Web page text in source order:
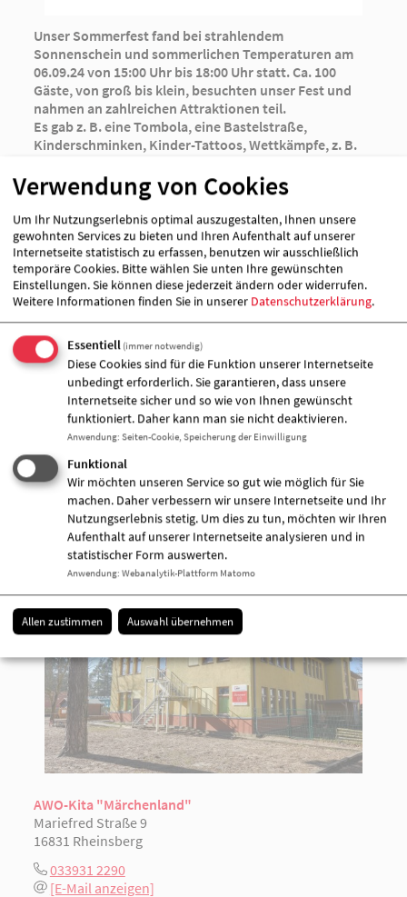
Unser Sommerfest fand bei strahlendem
Sonnenschein und sommerlichen Temperaturen am
06.09.24 von 15:00 Uhr bis 18:00 Uhr statt. Ca. 100
Gäste, von groß bis klein, besuchten unser Fest und
nahmen an zahlreichen Attraktionen teil.
Es gab z. B. eine Tombola, eine Bastelstraße,
Kinderschminken, Kinder-Tattoos, Wettkämpfe, z. B.
Hüpfburg
Für das leibliche Wohl war gesorgt. Es gab einen
Kuchenbasar, einen Waffel- und einen Getränkestand.
Die Eltern haben zum Sommerfest fleißig Kuchen
gebacken sowie Gemüse- und Obstteller und Getränke
mitgebracht.
Das Fest wurde um 15:00 Uhr feierlich durch die
Kitaleitung Frau Spruch eröffnet und um 16:00 Uhr
erfreute uns die Kindertanzgruppe von „Tanz & Art“
mit zahlreichen Tänzen.
Die Eiszauberei mit ihren 365 Eissorten war bei den
Gästen sehr begehrt. Die Kinder durften ihr Eis selbst
herstellen und in ihre Waffel füllen. Das war ein
richtiges Highlight!
Ein Riesendanke an all die fleißigen Eltern, Großeltern
und natürlich auch an die Tanzkinder sowie der
Eiszauberei, die unser Fest so toll unterstützt haben!
Zugeordnete Einrichtung
AWO-Kita "Märchenland"
Mariefred Straße 9
16831 Rheinsberg
033931 2290
[E-Mail anzeigen]
Verwendung von Cookies
Um Ihr Nutzungserlebnis optimal auszugestalten, Ihnen unsere
gewohnten Services zu bieten und Ihren Aufenthalt auf unserer
Internetseite statistisch zu erfassen, benutzen wir ausschließlich
temporäre Cookies. Bitte wählen Sie unten Ihre gewünschten
Einstellungen. Sie können diese jederzeit ändern oder widerrufen.
Weitere Informationen finden Sie in unserer Datenschutzerklärung.
Essentiell (immer notwendig)
Diese Cookies sind für die Funktion unserer Internetseite
unbedingt erforderlich. Sie garantieren, dass unsere
Internetseite sicher und so wie von Ihnen gewünscht
funktioniert. Daher kann man sie nicht deaktivieren.
Anwendung: Seiten-Cookie, Speicherung der Einwilligung
Funktional
Wir möchten unseren Service so gut wie möglich für Sie
machen. Daher verbessern wir unsere Internetseite und Ihr
Nutzungserlebnis stetig. Um dies zu tun, möchten wir Ihren
Aufenthalt auf unserer Internetseite analysieren und in
statistischer Form auswerten.
Anwendung: Webanalytik-Plattform Matomo
Allen zustimmen Auswahl übernehmen